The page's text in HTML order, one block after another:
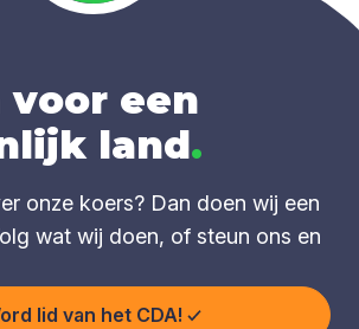
voor een
land.
onze koers? Dan doen wij een
wat wij doen, of steun ons en
lid van het CDA!